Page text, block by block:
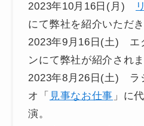
2023年10月16日(月)
にて弊社を紹介いただ
2023年9月16日(土) エ
ンにて弊社が紹介されま
2023年8月26日(土) ラ
オ「 見事なお仕事 」に
演。